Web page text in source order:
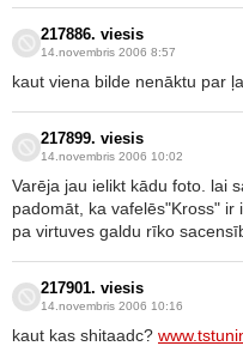
217886. viesis
14.novembris 2006 8:57
kaut viena bilde nenāktu par
217899. viesis
14.novembris 2006 10:02
Varēja jau ielikt kādu foto. lai
padomāt, ka vafelēs"Kross"
pa virtuves galdu rīko
217901. viesis
14.novembris 2006 10:16
kaut kas shitaadc?